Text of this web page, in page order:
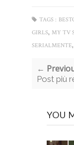
TAGS :
GIRLS, MY TV
SERIALMENTE,
←
Post più
YOU